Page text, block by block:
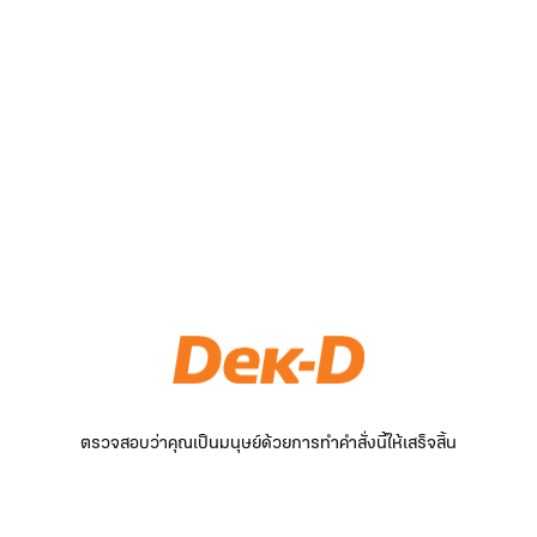
ตรวจสอบว่าคุณเป็นมนุษย์ด้วยการทำคำสั่งนี้ให้เสร็จสิ้น